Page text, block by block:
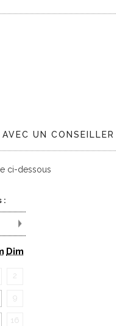
UN CONSEILLER
ci-dessous
:
Dim
2
9
16